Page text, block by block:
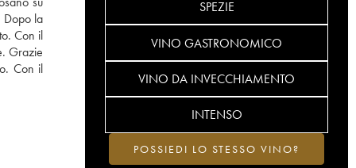
Dopo la
Con il
Grazie
Con il
SPEZIE
VINO GASTRONOMICO
VINO DA INVECCHIAMENTO
INTENSO
POSSIEDI LO STESSO VINO?